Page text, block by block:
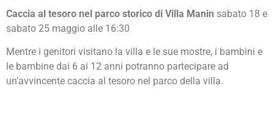
Caccia al tesoro nel parco storico di Villa Manin sabato 18 e
sabato 25 maggio alle 16:30
Mentre i genitori visitano la villa e le sue mostre, i bambini e
le bambine dai 6 ai 12 anni potranno partecipare ad
un’avvincente caccia al tesoro nel parco della villa.